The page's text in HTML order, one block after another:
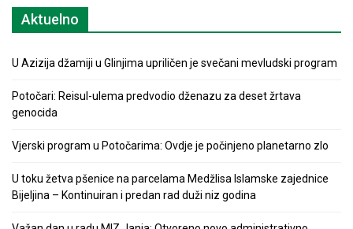
Aktuelno
U Azizija džamiji u Glinjima upriličen je svečani mevludski program
Potočari: Reisul-ulema predvodio dženazu za deset žrtava
genocida
Vjerski program u Potočarima: Ovdje je počinjeno planetarno zlo
U toku žetva pšenice na parcelama Medžlisa Islamske zajednice
Bijeljina – Kontinuiran i predan rad duži niz godina